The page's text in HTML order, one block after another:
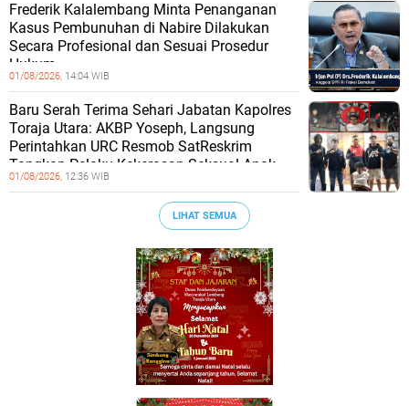
Frederik Kalalembang Minta Penanganan
Kasus Pembunuhan di Nabire Dilakukan
Secara Profesional dan Sesuai Prosedur
Hukum
01/08/2026, 14:04 WIB
Baru Serah Terima Sehari Jabatan Kapolres
Toraja Utara: AKBP Yoseph, Langsung
Perintahkan URC Resmob SatReskrim
Tangkap Pelaku Kekerasan Seksual Anak
01/08/2026, 12:36 WIB
LIHAT SEMUA